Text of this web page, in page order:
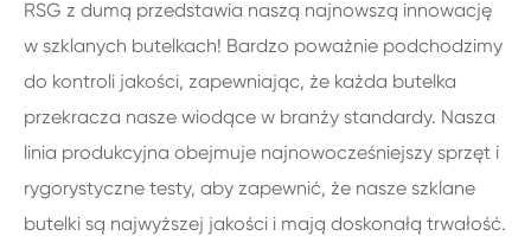
RSG z dumą przedstawia naszą najnowszą innowację
w szklanych butelkach! Bardzo poważnie podchodzimy
do kontroli jakości, zapewniając, że każda butelka
przekracza nasze wiodące w branży standardy. Nasza
linia produkcyjna obejmuje najnowocześniejszy sprzęt i
rygorystyczne testy, aby zapewnić, że nasze szklane
butelki są najwyższej jakości i mają doskonałą trwałość.